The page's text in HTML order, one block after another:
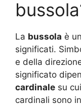
La bussola è
significati.
e della
significato
cardinale su
cardinali sono